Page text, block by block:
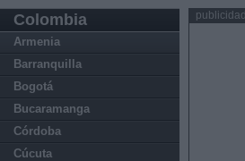
Colombia
Armenia
Barranquilla
Bogotá
Bucaramanga
Córdoba
Cúcuta
publicidad